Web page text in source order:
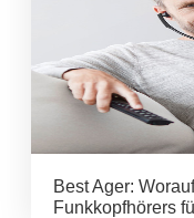
Best Ager:
Funkkopfhörers